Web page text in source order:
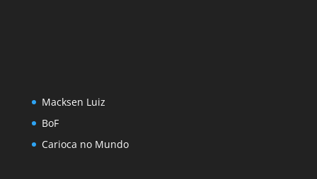
Macksen Luiz
BoF
Carioca no Mundo